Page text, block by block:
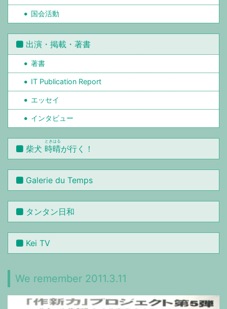
国会活動
出演・掲載・著書
著書
IT Publication Report
エッセイ
インタビュー
柴犬 時晴
ときはる
が行く！
Galerie du Temps
タンタン日和
Kei TV
We remember 2011.3.11